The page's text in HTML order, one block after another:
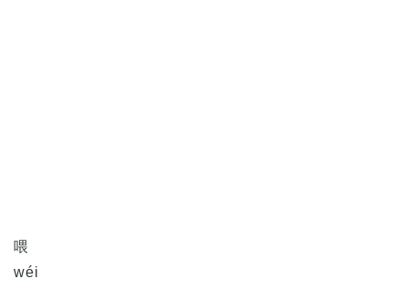
喂
wéi